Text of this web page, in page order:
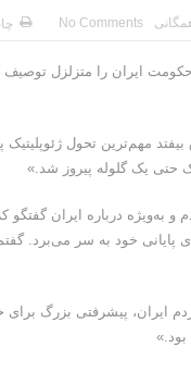
No Comments
ایران را متزلزل
مهم‌ترین تحول
حتی یک گلوله پیروز شد.»
به‌ویژه درباره ایران گفتگو
پایانی خود به سر می‌برد.
پیشرفتی بزرگ برای